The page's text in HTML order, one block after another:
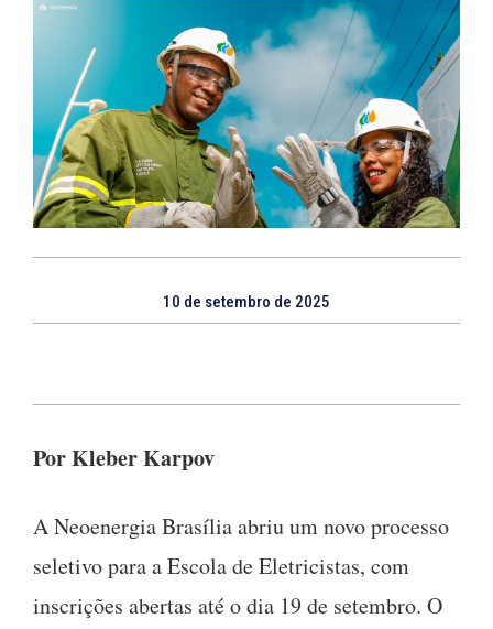
10 de setembro de 2025
Por Kleber Karpov
A Neoenergia Brasília abriu um novo processo
seletivo para a Escola de Eletricistas, com
inscrições abertas até o dia 19 de setembro. O